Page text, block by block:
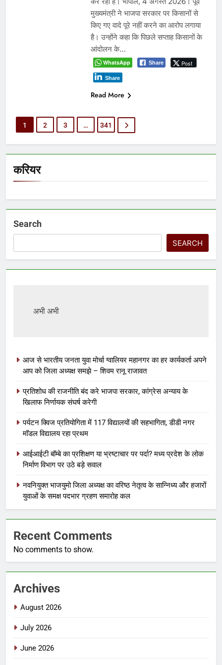
करियर
मुख्यमंत्री ने भाजपा सरकार पर किसानों से
किए गए वादे पूरे नहीं करने का आरोप लगाया
है। उन्होंने कहा कि पिछले सप्ताह किसानों के
आंदोलन के…
WhatsApp Share Post
Share
Read More
1 2 3 … 341
Search
SEARCH
अभी अभी
आज से भारतीय जनता युवा मोर्चा ग्वालियर महानगर का हर कार्यकर्ता अपने
आप को जिला अध्यक्ष समझे – शिवम रानू राजावत
प्रतिशोध की राजनीति बंद करे भाजपा सरकार, कांग्रेस अन्याय के
खिलाफ निर्णायक संघर्ष करेगी
पर्यटन क्विज प्रतियोगिता में 117 विद्यालयों की सहभागिता, डीडी नगर
मॉडल विद्यालय रहा प्रथम
आईआईटी बॉम्बे का प्रशिक्षण या भ्रष्टाचार पर पर्दा? मध्य प्रदेश के लोक
निर्माण विभाग पर उठे बड़े सवाल
नवनियुक्त भाजयुमो जिला अध्यक्ष का वरिष्ठ नेतृत्व के सान्निध्य और हजारों
युवाओं के समक्ष पदभार ग्रहण समारोह कल
Recent Comments
No comments to show.
Archives
August 2026
July 2026
June 2026